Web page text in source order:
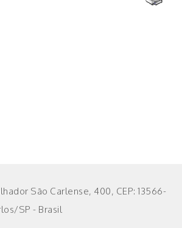
São Carlense, 400, CEP: 13566-
SP - Brasil